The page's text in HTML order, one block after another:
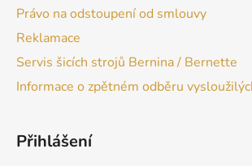
Právo na odstoupení od smlouvy
Reklamace
Servis šicích strojů Bernina / Bernette
Informace o zpětném odběru
Přihlášení